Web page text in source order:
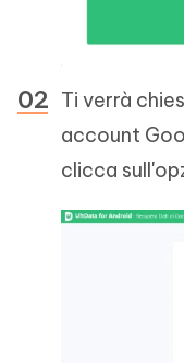
Ti verrà
account
clicca